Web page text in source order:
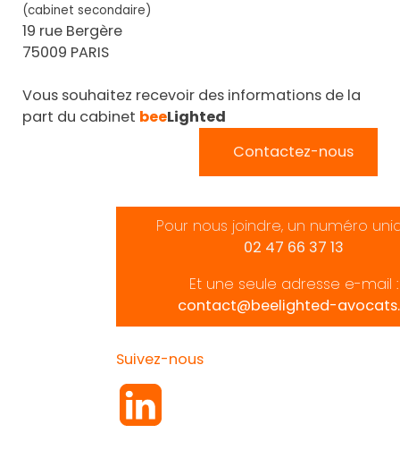
(cabinet secondaire)
19 rue Bergère
75009 PARIS
Vous souhaitez recevoir des informations de la
part du cabinet beeLighted
Contactez-nous
Pour nous joindre, un numéro
02 47 66 37 13
Et une seule adresse e-mail :
contact@beelighted-
Suivez-nous